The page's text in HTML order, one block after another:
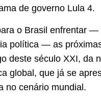
de governo Lula 4.
o Brasil enfrentar —
política — as
deste século XXI, da
global, que já se
no cenário mundial.